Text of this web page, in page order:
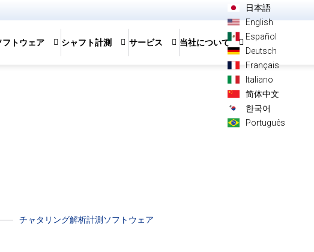
日本語
English
Español
Deutsch
Français
Italiano
简体中文
한국어
Português
フトウェア シャフト計測 サービス 当社について
チャタリング解析計測ソフトウェア